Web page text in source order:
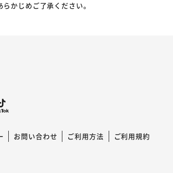
かじめご了承ください。
お問い合わせ ご利用方法 ご利用規約